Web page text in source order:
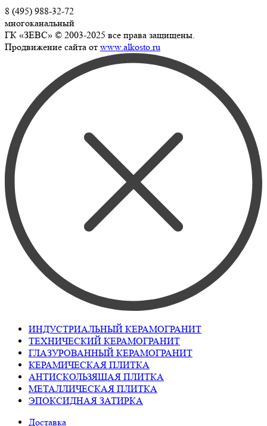
8 (495) 988-32-72
многоканальный
ГК «ЗЕВС» © 2003-2025 все права защищены.
Продвижение сайта от www.alkosto.ru
ИНДУСТРИАЛЬНЫЙ КЕРАМОГРАНИТ
ТЕХНИЧЕСКИЙ КЕРАМОГРАНИТ
ГЛАЗУРОВАННЫЙ КЕРАМОГРАНИТ
КЕРАМИЧЕСКАЯ ПЛИТКА
АНТИСКОЛЬЗЯЩАЯ ПЛИТКА
МЕТАЛЛИЧЕСКАЯ ПЛИТКА
ЭПОКСИДНАЯ ЗАТИРКА
Доставка